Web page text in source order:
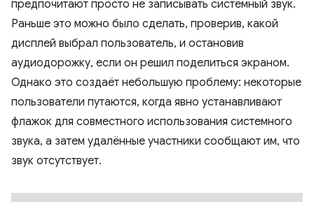
предпочитают просто не записывать системный звук.
Раньше это можно было сделать, проверив, какой
дисплей выбрал пользователь, и остановив
аудиодорожку, если он решил поделиться экраном.
Однако это создаёт небольшую проблему: некоторые
пользователи путаются, когда явно устанавливают
флажок для совместного использования системного
звука, а затем удалённые участники сообщают им, что
звук отсутствует.